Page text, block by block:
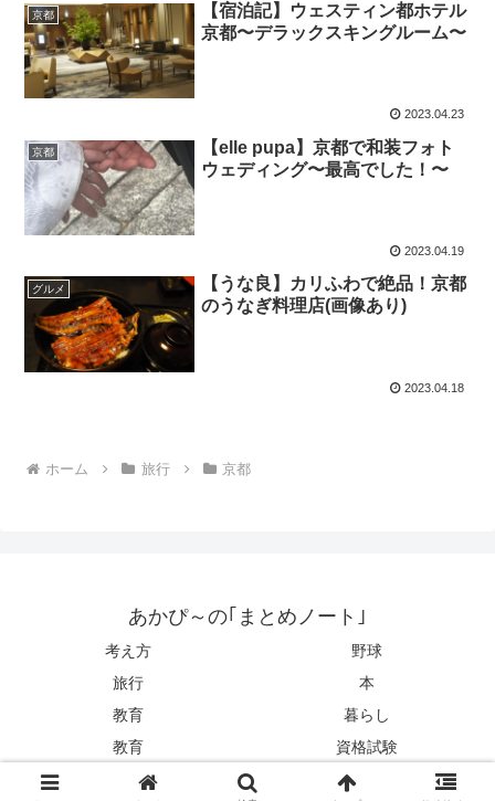
京都
【宿泊記】ウェスティン都ホテル
京都〜デラックスキングルーム〜
2023.04.23
京都
【elle pupa】京都で和装フォト
ウェディング〜最高でした！〜
2023.04.19
グルメ
【うな良】カリふわで絶品！京都
のうなぎ料理店(画像あり)
2023.04.18
ホーム 旅行 京都
あかぴ～の｢まとめノート｣
考え方
野球
旅行
本
教育
暮らし
教育
資格試験
© 2021 あかぴ～の｢まとめノート｣.